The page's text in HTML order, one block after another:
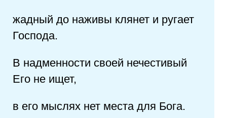
жадный до наживы клянет и ругает
Господа.
В надменности своей нечестивый
Его не ищет,
в его мыслях нет места для Бога.